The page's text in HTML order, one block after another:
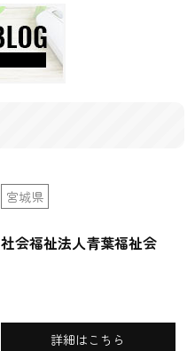
宮城県
社会福祉法人青葉福祉会
詳細はこちら